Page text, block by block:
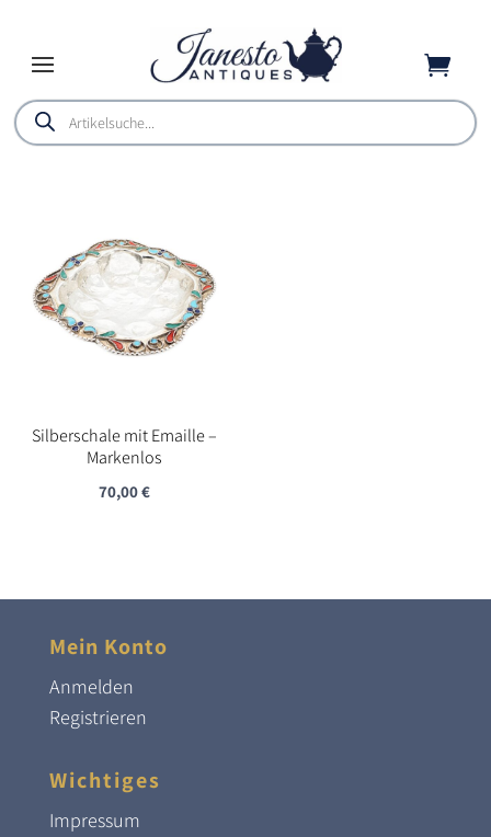

Products
search
Silberschale mit Emaille –
Markenlos
70,00€
Mein Konto
Anmelden
Registrieren
Wichtiges
Impressum